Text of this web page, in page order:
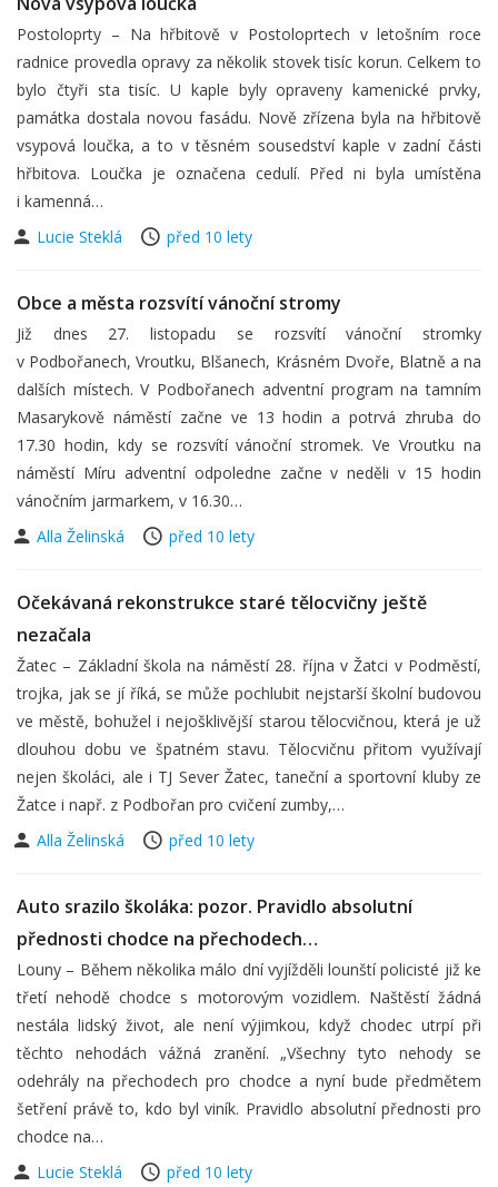
Postoloprty – Na hřbitově v Postoloprtech v letošním roce
radnice provedla opravy za několik stovek tisíc korun. Celkem to
bylo čtyři sta tisíc. U kaple byly opraveny kamenické prvky,
památka dostala novou fasádu. Nově zřízena byla na hřbitově
vsypová loučka, a to v těsném sousedství kaple v zadní části
hřbitova. Loučka je označena cedulí. Před ni byla umístěna
i kamenná…
Lucie Steklá
před 10 lety
Obce a města rozsvítí vánoční stromy
Již dnes 27. listopadu se rozsvítí vánoční stromky
v Podbořanech, Vroutku, Blšanech, Krásném Dvoře, Blatně a na
dalších místech. V Podbořanech adventní program na tamním
Masarykově náměstí začne ve 13 hodin a potrvá zhruba do
17.30 hodin, kdy se rozsvítí vánoční stromek. Ve Vroutku na
náměstí Míru adventní odpoledne začne v neděli v 15 hodin
vánočním jarmarkem, v 16.30…
Alla Želinská
před 10 lety
Očekávaná rekonstrukce staré tělocvičny ještě
nezačala
Žatec – Základní škola na náměstí 28. října v Žatci v Podměstí,
trojka, jak se jí říká, se může pochlubit nejstarší školní budovou
ve městě, bohužel i nejošklivější starou tělocvičnou, která je už
dlouhou dobu ve špatném stavu. Tělocvičnu přitom využívají
nejen školáci, ale i TJ Sever Žatec, taneční a sportovní kluby ze
Žatce i např. z Podbořan pro cvičení zumby,…
Alla Želinská
před 10 lety
Auto srazilo školáka: pozor. Pravidlo absolutní
přednosti chodce na přechodech…
Louny – Během několika málo dní vyjížděli lounští policisté již ke
třetí nehodě chodce s motorovým vozidlem. Naštěstí žádná
nestála lidský život, ale není výjimkou, když chodec utrpí při
těchto nehodách vážná zranění. „Všechny tyto nehody se
odehrály na přechodech pro chodce a nyní bude předmětem
šetření právě to, kdo byl viník. Pravidlo absolutní přednosti pro
chodce na…
Lucie Steklá
před 10 lety